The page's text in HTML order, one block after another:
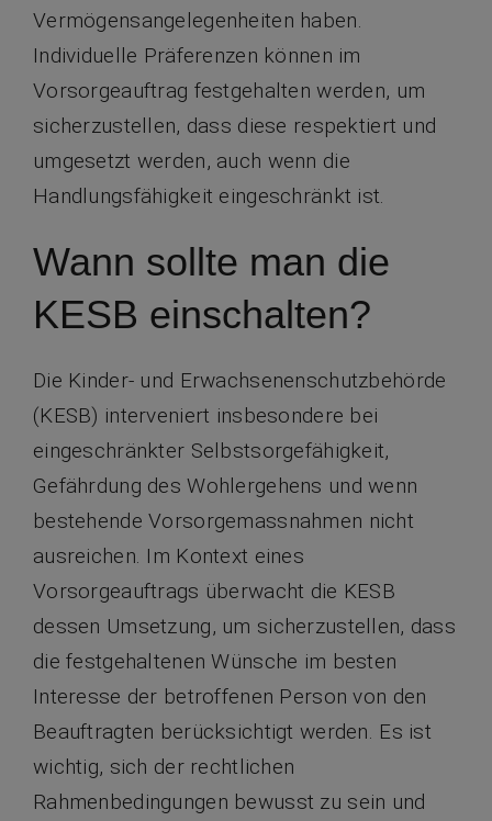
Vermögensangelegenheiten haben.
Individuelle Präferenzen können im
Vorsorgeauftrag festgehalten werden, um
sicherzustellen, dass diese respektiert und
umgesetzt werden, auch wenn die
Handlungsfähigkeit eingeschränkt ist.
Wann sollte man die
KESB einschalten?
Die Kinder- und Erwachsenenschutzbehörde
(KESB) interveniert insbesondere bei
eingeschränkter Selbstsorgefähigkeit,
Gefährdung des Wohlergehens und wenn
bestehende Vorsorgemassnahmen nicht
ausreichen. Im Kontext eines
Vorsorgeauftrags überwacht die KESB
dessen Umsetzung, um sicherzustellen, dass
die festgehaltenen Wünsche im besten
Interesse der betroffenen Person von den
Beauftragten berücksichtigt werden. Es ist
wichtig, sich der rechtlichen
Rahmenbedingungen bewusst zu sein und